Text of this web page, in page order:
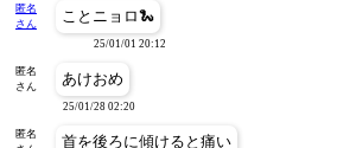
匿名
さん
ことニョロ🐍
25/01/01 20:12
匿名
さん
あけおめ
25/01/28 02:20
匿名
首を後ろに傾けると痛い